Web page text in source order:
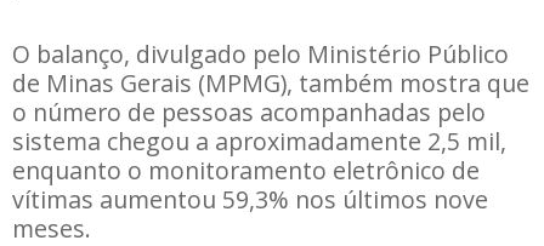
O balanço, divulgado pelo Ministério Público
de Minas Gerais (MPMG), também mostra que
o número de pessoas acompanhadas pelo
sistema chegou a aproximadamente 2,5 mil,
enquanto o monitoramento eletrônico de
vítimas aumentou 59,3% nos últimos nove
meses.